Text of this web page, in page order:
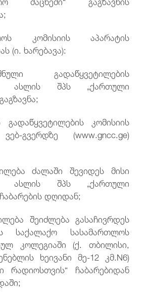
კომისიის აპარატის
(ი. ხარებავა):
გადაწყვეტილების
ასლის შპს „ქართული
კომისიის
გვერდზე (www.gncc.ge)
ძალაში შევიდეს მისი
ასლის შპს „ქართული
დღიდან;
შეიძლება გასაჩივრდეს
საქალაქო სასამართლოს
კოლეგიაში (ქ. თბილისი,
ხეივანი მე-12 კმ.N6)
რადიოსთვის“ ჩაბარებიდან